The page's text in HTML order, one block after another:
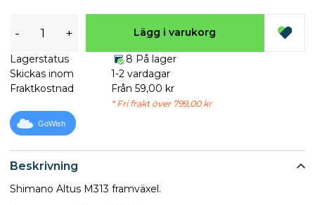
Beskrivning
Shimano Altus M313 framväxel.
- + Lägg i varukorg
Lagerstatus
8 På lager
Skickas inom
1-2 vardagar
Fraktkostnad
Från 59,00 kr
* Fri frakt över 799,00 kr
GoWish